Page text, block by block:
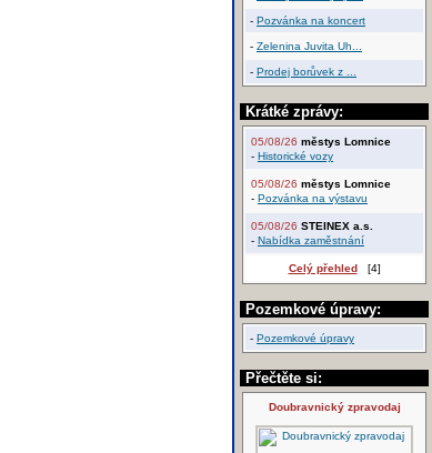
- Pozvánka na koncert
- Zelenina Juvita Uh...
- Prodej borůvek z ...
Krátké zprávy:
05/08/26 městys Lomnice
- Historické vozy
05/08/26 městys Lomnice
- Pozvánka na výstavu
05/08/26 STEINEX a.s.
- Nabídka zaměstnání
Celý přehled[4]
Pozemkové úpravy:
- Pozemkové úpravy
Přečtěte si:
Doubravnický zpravodaj